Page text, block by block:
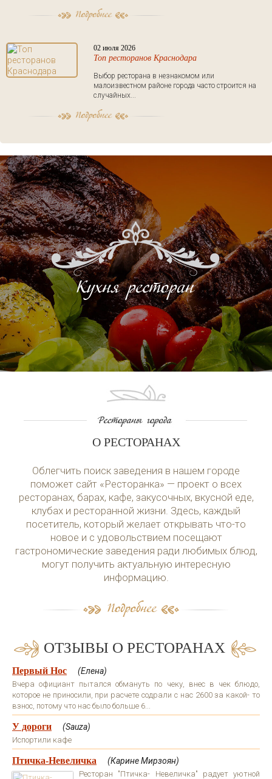
02 июля 2026
Топ ресторанов Краснодара
Выбор ресторана в незнакомом или
малоизвестном районе города часто строится на
случайных...
О РЕСТОРАНАХ
Облегчить поиск заведения в нашем городе
поможет сайт «Ресторанка» — проект о всех
ресторанах, барах, кафе, закусочных, вкусной еде,
клубах и ресторанной жизни. Здесь, каждый
посетитель, который желает открывать что-то
новое и с удовольствием посещают
гастрономические заведения ради любимых блюд,
могут получить актуальную интересную
информацию.
ОТЗЫВЫ О РЕСТОРАНАХ
Первый Нос (Елена)
Вчера официант пытался обмануть по чеку, внес в чек блюдо,
которое не приносили, при расчете содрали с нас 2600 за какой- то
взнос, потому что нас было больше 6...
У дороги (Sauza)
Испортили кафе
Птичка-Невеличка (Карине Мирзоян)
Ресторан "Птичка- Невеличка" радует уютной